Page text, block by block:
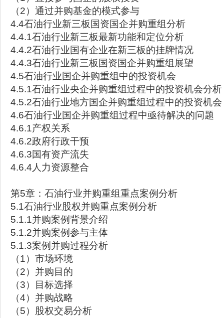
（2）通过并购基金的模式参与
4.4石油行业新三板国资国企并购重组分析
4.4.1石油行业新三板最新功能和定位分析
4.4.2石油行业国有企业在新三板的挂牌情况
4.4.3石油行业新三板国资国企并购重组展望
4.5石油行业国企并购重组中的投资机会
4.5.1石油行业央企并购重组过程中的投资机会分析
4.5.2石油行业地方国企并购重组过程中的投资机会
4.6石油行业国企并购重组过程中亟待解决的问题
4.6.1产权关系
4.6.2政府行政干预
4.6.3国有资产流失
4.6.4人力资源整合
第5章：石油行业并购重组重点案例分析
5.1石油行业股权并购重点案例分析
5.1.1并购案例背景介绍
5.1.2并购案例参与主体
5.1.3案例并购过程分析
（1）市场环境
（2）并购目的
（3）目标选择
（4）并购战略
（5）股权交易分析